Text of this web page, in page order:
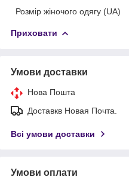
Розмір жіночого одягу (UA)
Приховати
Умови доставки
Нова Пошта
Доставкв Новая Почта.
Всі умови доставки
Умови оплати